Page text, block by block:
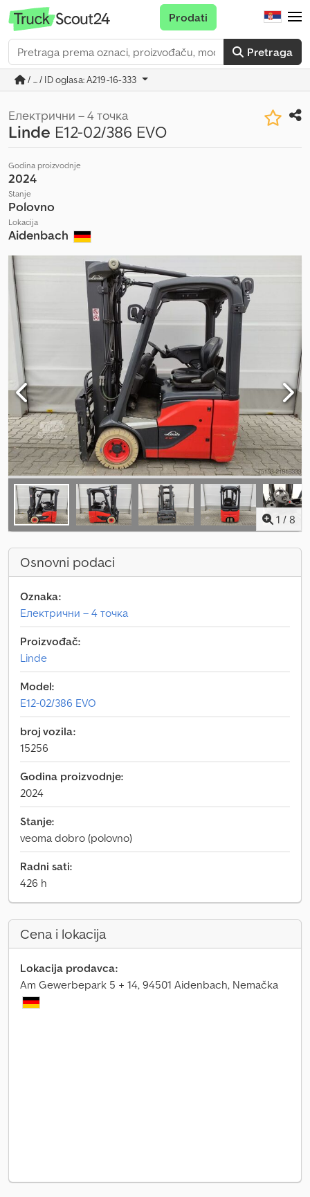
Pretraga
Prodati
/ ... / ID oglasa: A219-16-333
Електрични – 4 точка
Linde E12-02/386 EVO
Godina proizvodnje
2024
Stanje
Polovno
Lokacija
Aidenbach
1 / 8
Osnovni podaci
Oznaka:
Електрични – 4 точка
Proizvođač:
Linde
Model:
E12-02/386 EVO
broj vozila:
15256
Godina proizvodnje:
2024
Stanje:
veoma dobro (polovno)
Radni sati:
426 h
Cena i lokacija
Lokacija prodavca:
Am Gewerbepark 5 + 14, 94501 Aidenbach, Nemačka